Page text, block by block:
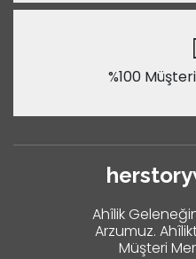
%100
Ahîlik
Arzumuz.
Müşteri